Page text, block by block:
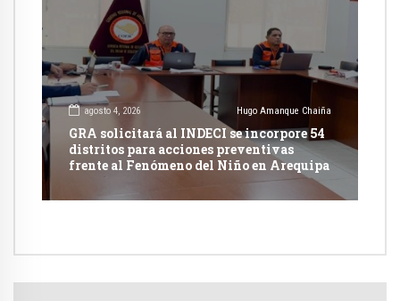
agosto 4, 2026 Hugo Amanque Chaiña
GRA solicitará al INDECI se incorpore 54
distritos para acciones preventivas
frente al Fenómeno del Niño en Arequipa